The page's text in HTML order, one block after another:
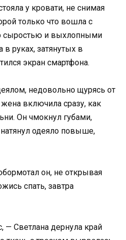
у кровати, не снимая
только что вошла с
сыростью и выхлопными
в руках, затянутых в
экран смартфона.
недовольно щурясь от
включила сразу, как
Он чмокнул губами,
натянул одеяло повыше,
он, не открывая
спать, завтра
Светлана дернула край